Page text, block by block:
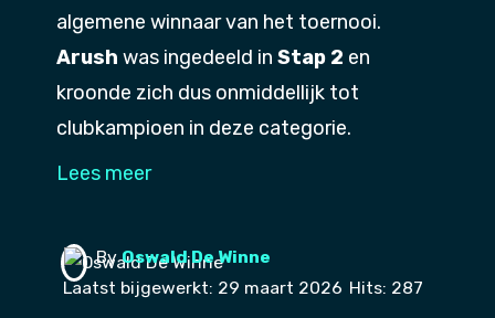
algemene winnaar van het toernooi.
Arush was ingedeeld in Stap 2 en
kroonde zich dus onmiddellijk tot
clubkampioen in deze categorie.
Lees meer
By Oswald De Winne
Laatst bijgewerkt: 29 maart 2026 Hits: 287